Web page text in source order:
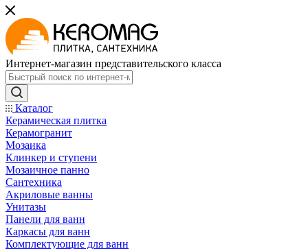
Интернет-магазин представительского класса
Каталог
Керамическая плитка
Керамогранит
Мозаика
Клинкер и ступени
Мозаичное панно
Сантехника
Акриловые ванны
Унитазы
Панели для ванн
Каркасы для ванн
Комплектующие для ванн